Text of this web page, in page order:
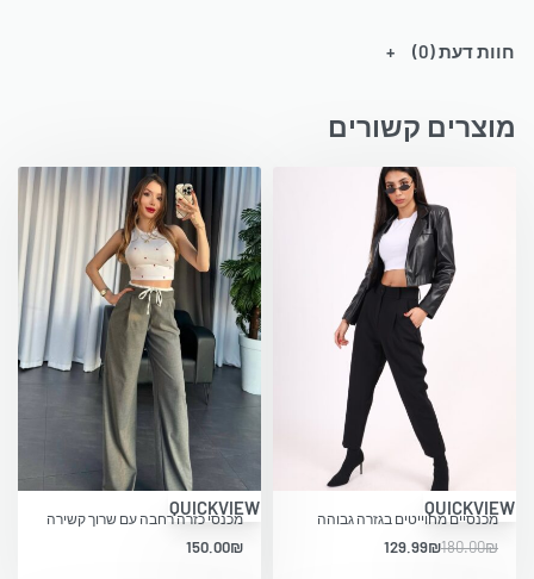
חוות דעת (0)
מוצרים קשורים
-28% OFF
QUICKVIEW
מכנסיים מחוייטים בגזרה גבוהה
180.00₪
129.99₪
QUICKVIEW
מכנסי כזרה רחבה עם שרוך קשירה
150.00₪